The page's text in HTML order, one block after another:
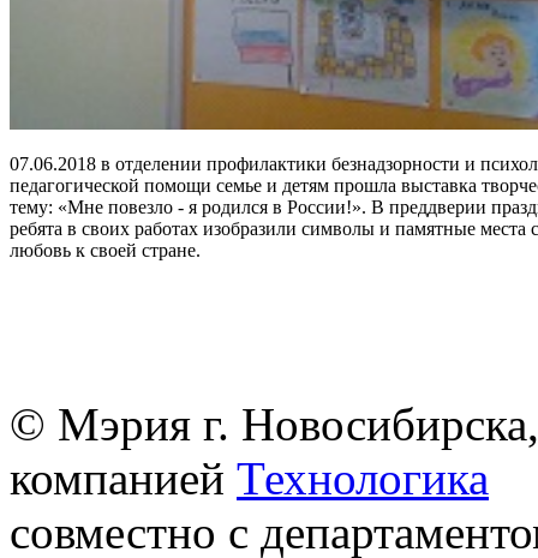
07.06.2018 в отделении профилактики безнадзорности и
педагогической помощи семье и детям прошла выставка
тему: «Мне повезло - я родился в России!». В преддверии
ребята в своих работах изобразили символы и памятные места
любовь к своей стране.
© Мэрия г.
компанией Технологика
совместно с